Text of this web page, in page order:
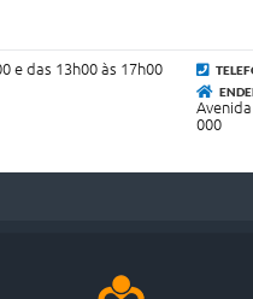
e das 13h00 às 17h00
000
Acompanhe